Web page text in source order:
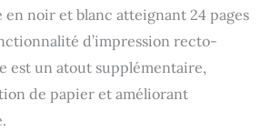
noir et blanc atteignant 24 pages
d’impression recto-
est un atout supplémentaire,
de papier et améliorant